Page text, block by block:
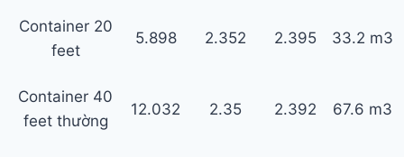
Container 20
feet
5.898 2.352 2.395 33.2 m3
Container 40
feet thường
12.032 2.35 2.392 67.6 m3